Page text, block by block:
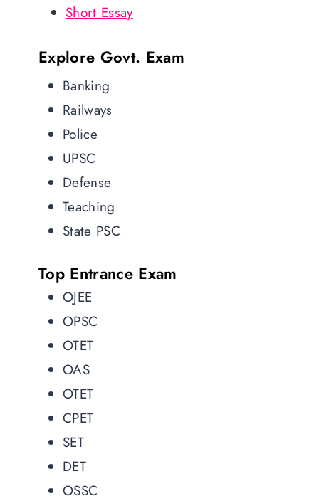
Short Essay
Explore Govt. Exam
Banking
Railways
Police
UPSC
Defense
Teaching
State PSC
Top Entrance Exam
OJEE
OPSC
OTET
OAS
OTET
CPET
SET
DET
OSSC